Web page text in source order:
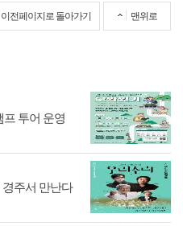
이전페이지로 돌아가기 맨위로
프 투어 운영
경주서 만난다